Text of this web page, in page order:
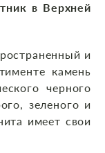
в Верхней
и
камень
черного
зеленого и
имеет свои